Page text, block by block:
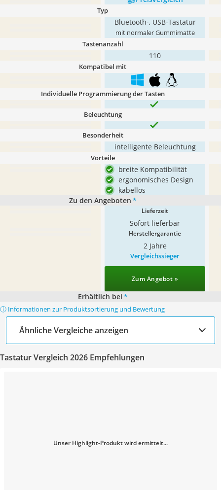
Typ
Bluetooth-, USB-Tastatur
mit normaler Gummimatte
Tastenanzahl
110
Kompatibel mit
Individuelle Programmierung der Tasten
Beleuchtung
Besonderheit
intelligente Beleuchtung
Vorteile
breite Kompatibilität
ergonomisches Design
kabellos
Zu den Angeboten *
Lieferzeit
Sofort lieferbar
Herstellergarantie
2 Jahre
Vergleichssieger
Zum Angebot »
Erhältlich bei *
ⓘ Informationen zur Produktsortierung und Bewertung
Ähnliche Vergleiche anzeigen
Tastatur Vergleich 2026 Empfehlungen
Unser Highlight-Produkt wird ermittelt...